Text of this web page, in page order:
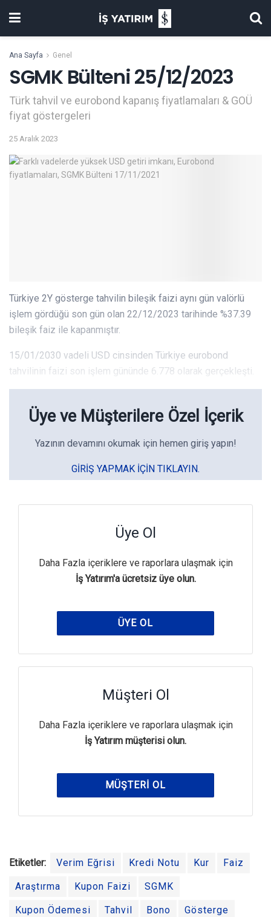
Ana Sayfa Genel
SGMK Bülteni 25/12/2023
Türk tahvil ve eurobond kapanış fiyatlamaları & GOÜ
fiyat göstergeleri
25 Aralık 2023
Türkiye 2Y gösterge tahvilin bileşik faizi aynı gün valörlü
işlem gördüğü son gün olan 22/12/2023 tarihinde %37.39
bileşik faiz ile kapanmıştır.
15/01/2030 vadeli USD cinsinden Türkiye eurobond
tahvilinin faizi son işlem gününde 6.778 olarak gerçekleşti.
Üye ve Müşterilere Özel İçerik
Yazının devamını okumak için hemen giriş yapın!
GIRIŞ YAPMAK IÇIN TIKLAYIN.
Üye Ol
Daha Fazla içeriklere ve raporlara ulaşmak için
İş Yatırım'a ücretsiz üye olun.
ÜYE OL
Müşteri Ol
Daha Fazla içeriklere ve raporlara ulaşmak için
İş Yatırım müşterisi olun.
MÜŞTERI OL
Etiketler: Verim Eğrisi Kredi Notu Kur Faiz
Araştırma Kupon Faizi SGMK
Kupon Ödemesi Tahvil Bono Gösterge